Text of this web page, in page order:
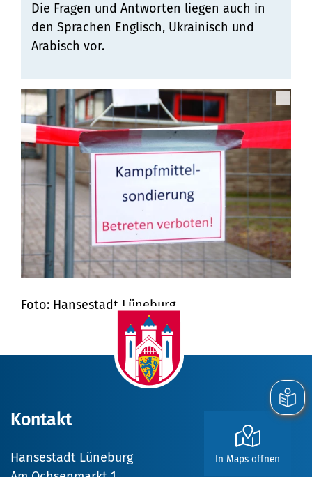
Die Fragen und Antworten liegen auch in
den Sprachen Englisch, Ukrainisch und
Arabisch vor.
Foto: Hansestadt Lüneburg
In Maps öffnen
Kontakt
Hansestadt Lüneburg